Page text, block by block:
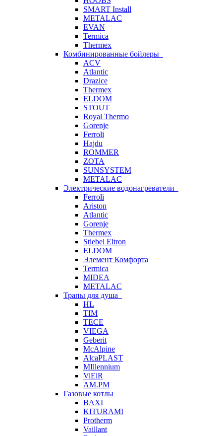
SMART Install
METALAC
EVAN
Termica
Thermex
Комбинированные бойлеры
ACV
Atlantic
Drazice
Thermex
ELDOM
STOUT
Royal Thermo
Gorenje
Ferroli
Hajdu
ROMMER
ZOTA
SUNSYSTEM
METALAC
Электрические водонагреватели
Ferroli
Ariston
Atlantic
Gorenje
Thermex
Stiebel Eltron
ELDOM
Элемент Комфорта
Termica
MIDEA
METALAC
Трапы для душа
HL
TIM
TECE
VIEGA
Geberit
McAlpine
AlcaPLAST
MIllennium
ViEiR
AM.PM
Газовые котлы
BAXI
KITURAMI
Protherm
Vaillant